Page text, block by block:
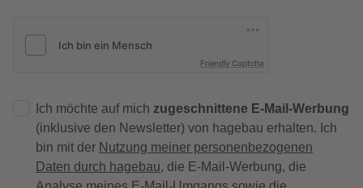
Friendly Captcha
Ich möchte auf mich zugeschnittene E-Mail-Werbung
(inklusive den Newsletter) von hagebau erhalten. Ich
bin mit der Nutzung meiner personenbezogenen
Daten durch hagebau, die E-Mail-Werbung, die